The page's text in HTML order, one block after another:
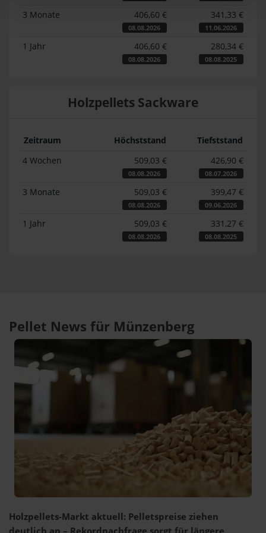
3 Monate 406,60 €
08.08.2026
341,33 €
11.06.2026
1 Jahr 406,60 €
08.08.2026
280,34 €
08.08.2025
Holzpellets Sackware
Zeitraum Höchststand
Tiefststand
4 Wochen
509,03 €
08.08.2026
426,90 €
08.07.2026
3 Monate 509,03 €
08.08.2026
399,47 €
09.06.2026
1 Jahr 509,03 €
08.08.2026
331,27 €
08.08.2025
Pellet News für Münzenberg
Holzpellets-Markt aktuell: Pelletspreise ziehen